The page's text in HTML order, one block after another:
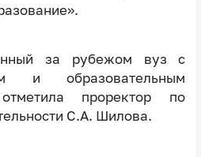
за рубежом вуз с
и образовательным
проректор по
С.А. Шилова.